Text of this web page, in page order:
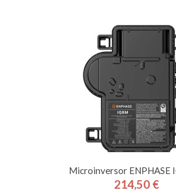
Microinversor ENPHASE
Precio
214,50 €